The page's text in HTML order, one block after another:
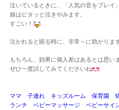
泣いているときに、「人気の音をプレイ
娘はピタッと泣きやみます。
すごい！
泣かれると困る時に、非常～に助かりま
もちろん、効果に個人差はあるとは思い
ぜひ一度試してみてくださいね
ママ 子連れ キッズルーム 保育園
ランチ ベビーマッサージ ベビーサ